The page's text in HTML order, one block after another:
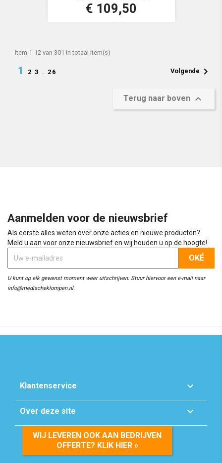
Prijs
€ 109,50
Item 1-12 van 301 in totaal item(s)
1 2 3 … 26 Volgende 
Terug naar boven 
Aanmelden voor de nieuwsbrief
Als eerste alles weten over onze acties en nieuwe producten?
Meld u aan voor onze nieuwsbrief en wij houden u op de hoogte!
U kunt op elk gewenst moment weer uitschrijven. Stuur hiervoor een e-mail naar
info@medischeklompen.nl.
Klantenservice 
Over deze site 
WIJ LEVEREN OOK AAN BEDRIJVEN
OFFERTE? KLIK HIER »